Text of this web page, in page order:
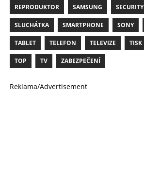
REPRODUKTOR SAMSUNG SECURITY
SLUCHÁTKA SMARTPHONE SONY
TABLET TELEFON TELEVIZE TISK
TOP TV ZABEZPEČENÍ
Reklama/Advertisement